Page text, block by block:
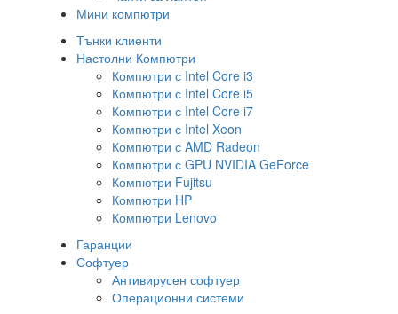
Мини компютри
Тънки клиенти
Настолни Компютри
Компютри с Intel Core i3
Компютри с Intel Core i5
Компютри с Intel Core i7
Компютри с Intel Xeon
Компютри с AMD Radeon
Компютри с GPU NVIDIA GeForce
Компютри Fujitsu
Компютри HP
Компютри Lenovo
Гаранции
Софтуер
Антивирусен софтуер
Операционни системи